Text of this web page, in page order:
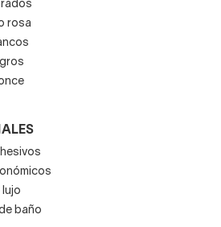
la potencia de la luz
y diseño.
de baños modernos te
rosa
baño